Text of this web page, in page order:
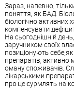
Зараз, напевно,
поняття, як БАД.
біологічно
компенсувати
На сьогоднішній
заручником своїх
позиціонують
препаратів,
оману споживачів.
лікарськими
про це сурмлять на